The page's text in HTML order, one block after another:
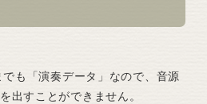
も「演奏データ」なので、音源
出すことができません。